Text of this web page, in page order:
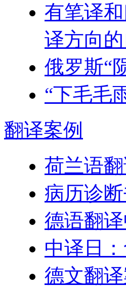
有笔译
译方向
俄罗斯“
“下毛毛
翻译案例
荷兰语
病历诊
德语翻
中译日
德文翻